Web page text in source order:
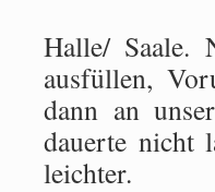
Halle/ Saale.
ausfüllen,
dann an
dauerte nicht
leichter.